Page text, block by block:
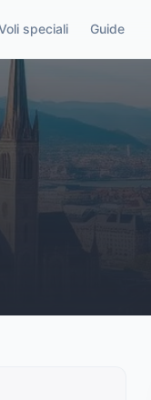
speciali Guide